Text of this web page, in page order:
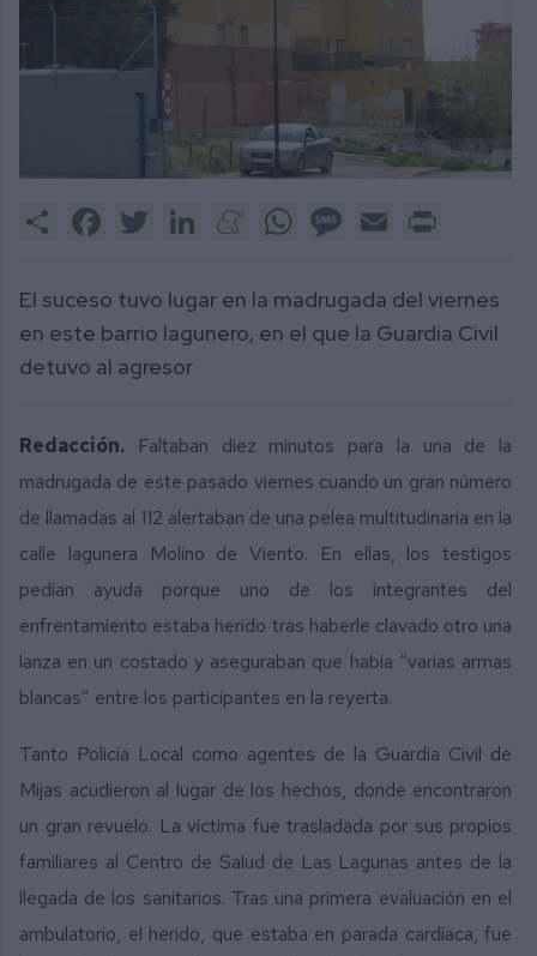
Share FacebookTwitter LinkedInMeneameWhatsAppMessage
Email
El suceso tuvo lugar en la madrugada del viernes
en este barrio lagunero, en el que la Guardia Civil
detuvo al agresor
Redacción. Faltaban diez minutos para la una de la
madrugada de este pasado viernes cuando un gran número
de llamadas al 112 alertaban de una pelea multitudinaria en la
calle lagunera Molino de Viento. En ellas, los testigos
pedían ayuda porque uno de los integrantes del
enfrentamiento estaba herido tras haberle clavado otro una
lanza en un costado y aseguraban que había “varias armas
blancas” entre los participantes en la reyerta.
Tanto Policía Local como agentes de la Guardia Civil de
Mijas acudieron al lugar de los hechos, donde encontraron
un gran revuelo. La víctima fue trasladada por sus propios
familiares al Centro de Salud de Las Lagunas antes de la
llegada de los sanitarios. Tras una primera evaluación en el
ambulatorio, el herido, que estaba en parada cardíaca, fue